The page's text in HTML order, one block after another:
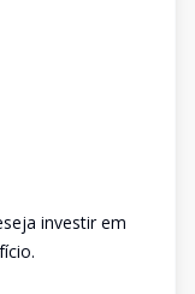
investir em